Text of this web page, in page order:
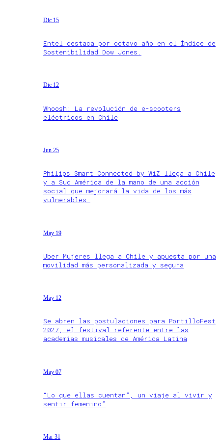
Dic 15
Entel destaca por octavo año en el Índice de
Sostenibilidad Dow Jones.
Dic 12
Whoosh: La revolución de e-scooters
eléctricos en Chile
Jun 25
Philips Smart Connected by WiZ llega a Chile
y a Sud América de la mano de una acción
social que mejorará la vida de los más
vulnerables
May 19
Uber Mujeres llega a Chile y apuesta por una
movilidad más personalizada y segura
May 12
Se abren las postulaciones para PortilloFest
2027, el festival referente entre las
academias musicales de América Latina
May 07
“Lo que ellas cuentan”, un viaje al vivir y
sentir femenino”
Mar 31